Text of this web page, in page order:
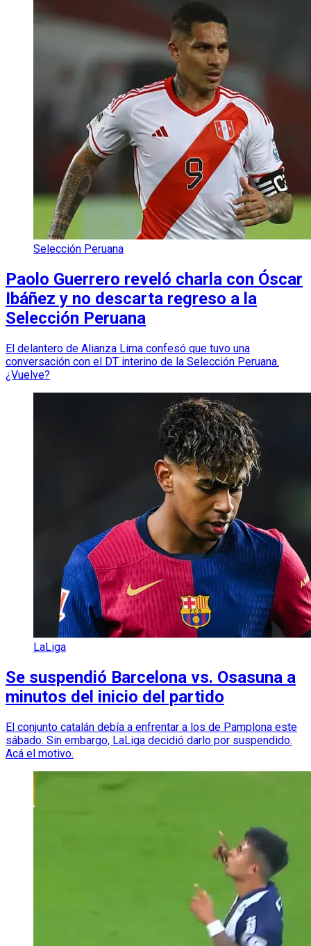
Selección Peruana
Paolo Guerrero reveló charla con Óscar
Ibáñez y no descarta regreso a la
Selección Peruana
El delantero de Alianza Lima confesó que tuvo una
conversación con el DT interino de la Selección Peruana.
¿Vuelve?
LaLiga
Se suspendió Barcelona vs. Osasuna a
minutos del inicio del partido
El conjunto catalán debía a enfrentar a los de Pamplona este
sábado. Sin embargo, LaLiga decidió darlo por suspendido.
Acá el motivo.